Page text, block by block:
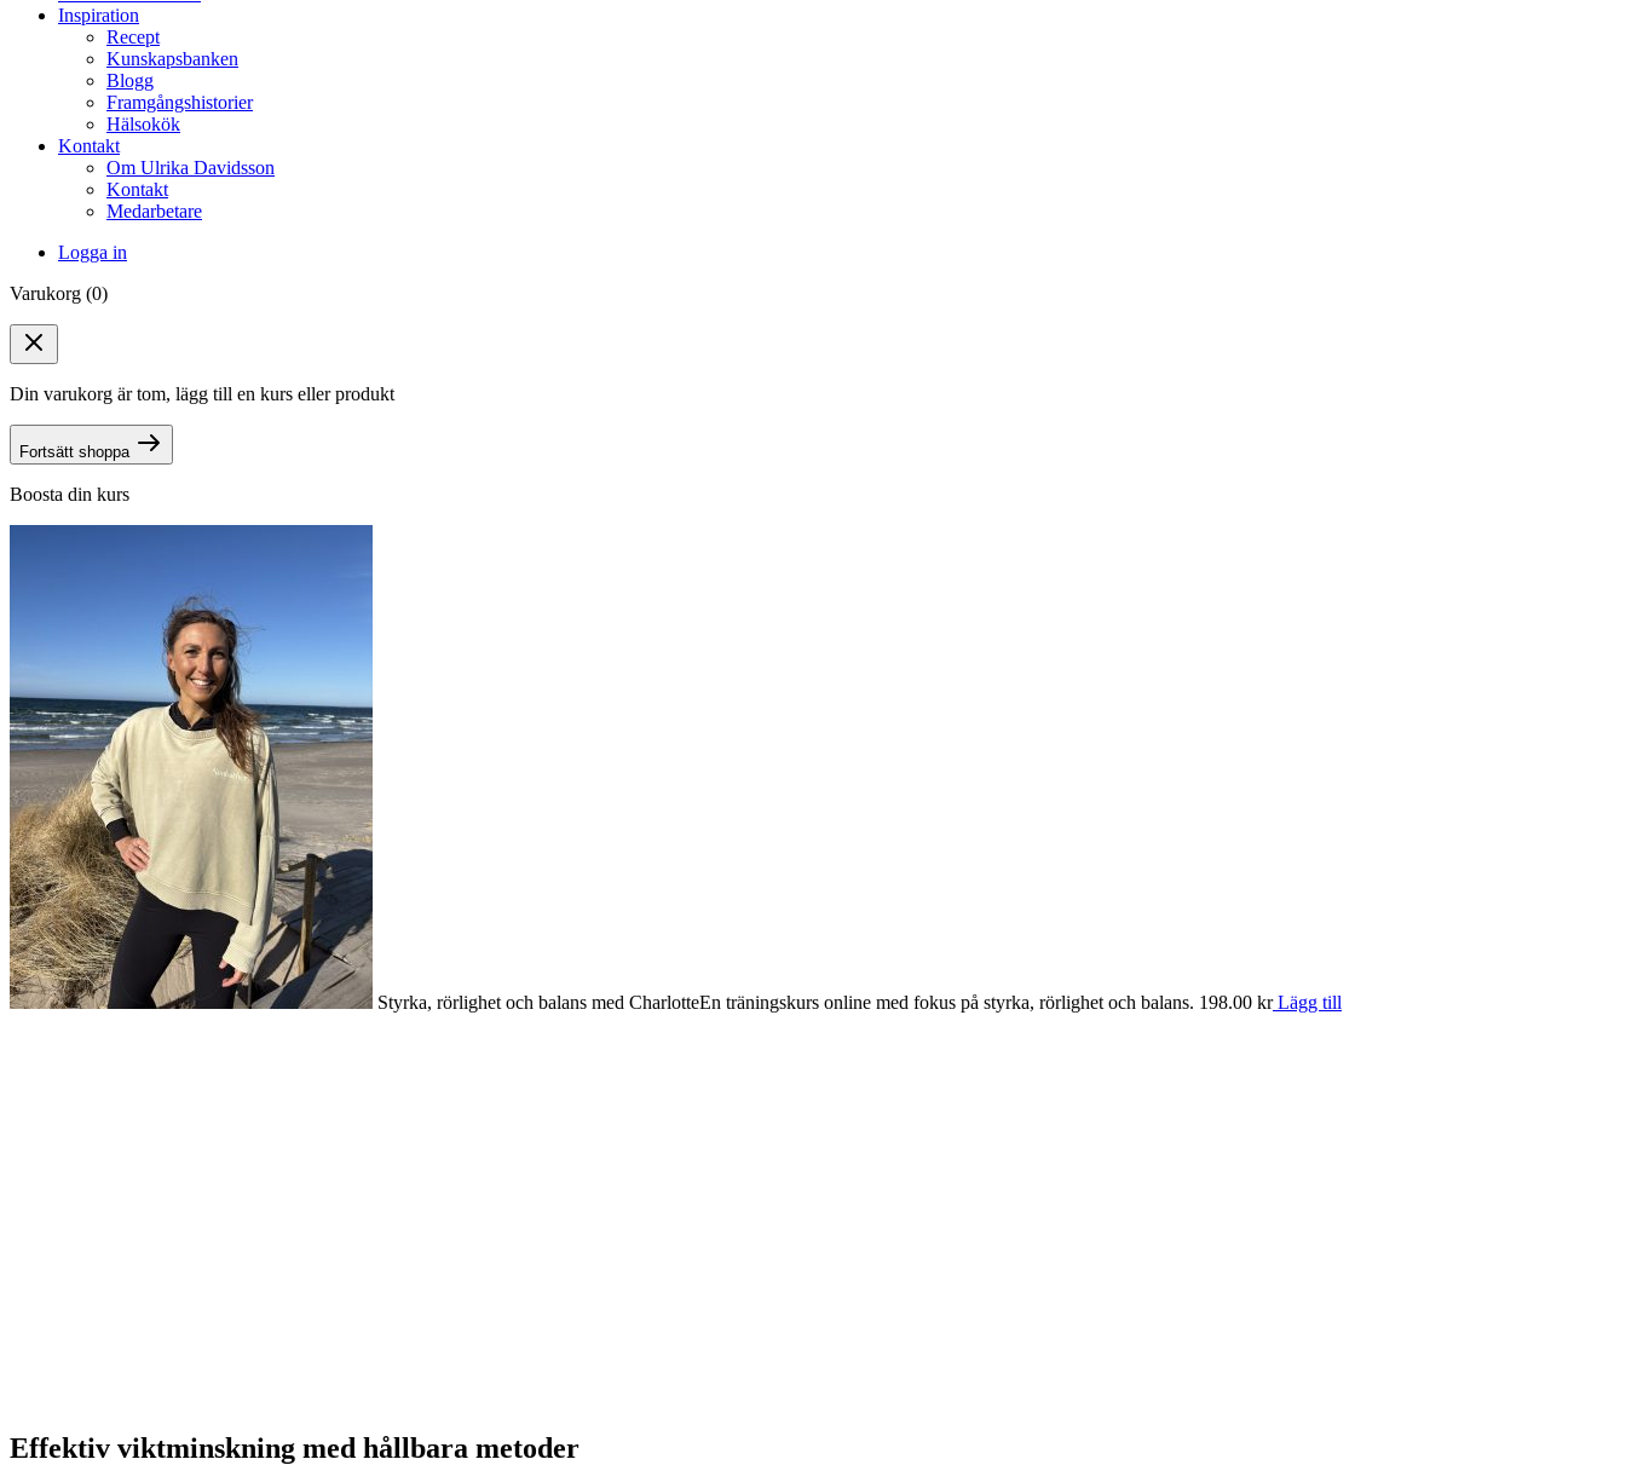
Inspiration
Recept
Kunskapsbanken
Blogg
Framgångshistorier
Hälsokök
Kontakt
Om Ulrika Davidsson
Kontakt
Medarbetare
Logga in
Varukorg (0)
Din varukorg är tom, lägg till en kurs eller produkt
Fortsätt shoppa
Boosta din kurs
Styrka, rörlighet och balans med CharlotteEn träningskurs online med fokus på styrka, rörlighet och balans. 198.00 krLägg till
Effektiv viktminskning med hållbara metoder